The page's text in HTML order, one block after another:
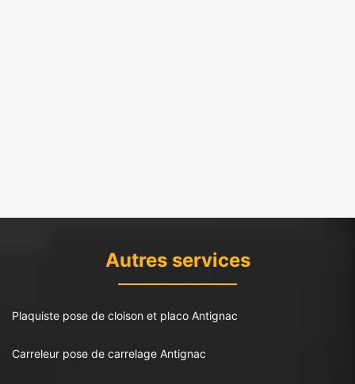
Autres services
Plaquiste pose de cloison et placo Antignac
Carreleur pose de carrelage Antignac